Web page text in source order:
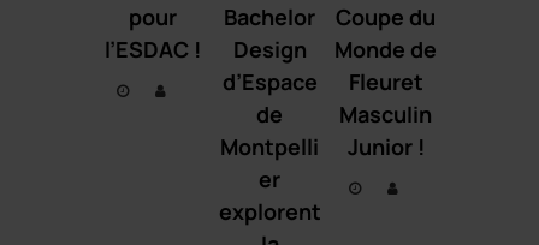
pour
l’ESDAC !
Bachelor
Design
d’Espace
de
Montpelli
er
explorent
Coupe du
Monde de
Fleuret
Masculin
Junior !